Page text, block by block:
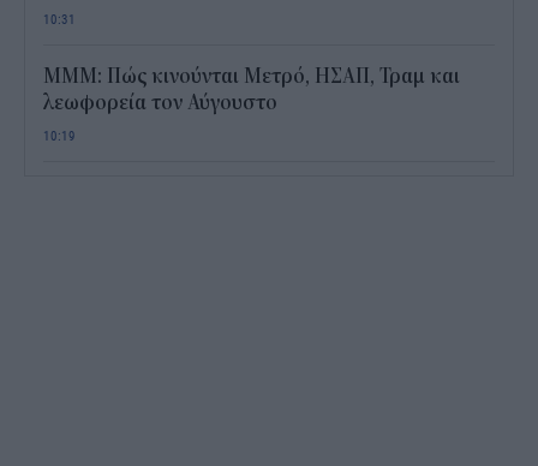
10:31
ΜΜΜ: Πώς κινούνται Μετρό, ΗΣΑΠ, Τραμ και
λεωφορεία τον Αύγουστο
10:19